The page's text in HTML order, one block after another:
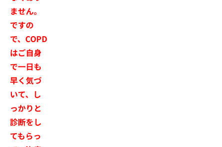
ません。
ですの
で、COPD
はご自身
で一日も
早く気づ
いて、し
っかりと
診断をし
てもらっ